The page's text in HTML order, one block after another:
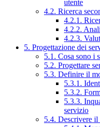
utente
4.2. Ricerca
4.2.1.
4.2.2.
4.2.3.
5. Progettazione dei
5.1. Cosa sono i
5.2. Progettare
5.3. Definire il
5.3.1.
5.3.2.
5.3.3.
servizio
5.4. Descrivere